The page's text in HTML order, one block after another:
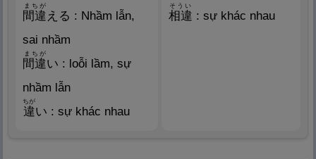
間
Nghĩa: Khoảng, ở giữa, bên
trong (không gian)
違
まちが
える : Nhầm lẫn,
sai nhầm
間
Nghĩa: Khoảng, ở giữa, bên
違
まちが
い : loỗi lầm, sự
nhầm lẫn
違
ちが
い : sự khác nhau
相違
そうい
: sự khác nhau